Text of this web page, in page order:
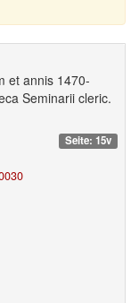
et annis 1470-
Seminarii cleric.
Seite: 15v